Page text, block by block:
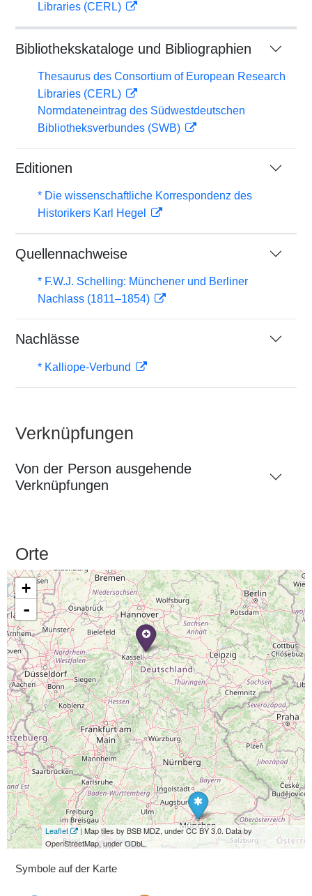
Libraries (CERL)
Bibliothekskataloge und Bibliographien
Thesaurus des Consortium of European Research
Libraries (CERL)
Normdateneintrag des Südwestdeutschen
Bibliotheksverbundes (SWB)
Editionen
* Die wissenschaftliche Korrespondenz des
Historikers Karl Hegel
Quellennachweise
* F.W.J. Schelling: Münchener und Berliner
Nachlass (1811–1854)
Nachlässe
* Kalliope-Verbund
Verknüpfungen
Von der Person ausgehende
Verknüpfungen
Orte
+
-
Leaflet
| Map tiles by BSB MDZ, under CC BY 3.0. Data by
OpenStreetMap, under ODbL.
Symbole auf der Karte